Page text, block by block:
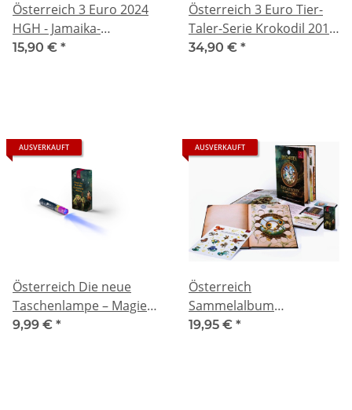
Österreich 3 Euro 2024
HGH - Jamaika-
Stechrochen -
15,90 € *
Österreich 3 Euro Tier-
Taler-Serie Krokodil 2017
hgh Tier Taler
34,90 € *
AUSVERKAUFT
Österreich Die neue
Taschenlampe – Magie
mit UV-Licht erleben
9,99 € *
AUSVERKAUFT
Österreich
Sammelalbum
Fantastische Fabelwesen
19,95 € *